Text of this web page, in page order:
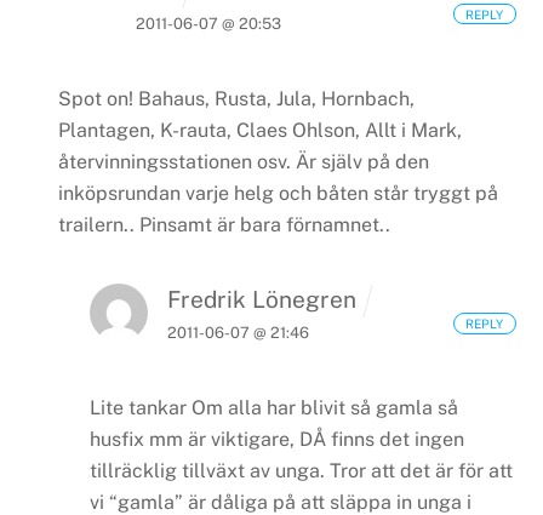
2011-06-07 @ 20:53
Spot on! Bahaus, Rusta, Jula, Hornbach,
Plantagen, K-rauta, Claes Ohlson, Allt i Mark,
återvinningsstationen osv. Är själv på den
inköpsrundan varje helg och båten står tryggt på
trailern.. Pinsamt är bara förnamnet..
REPLY
Fredrik Lönegren
2011-06-07 @ 21:46
Lite tankarOm alla har blivit så gamla så
husfix mm är viktigare, DÅ finns det ingen
tillräcklig tillväxt av unga. Tror att det är för att
vi “gamla” är dåliga på att släppa in unga i
REPLY